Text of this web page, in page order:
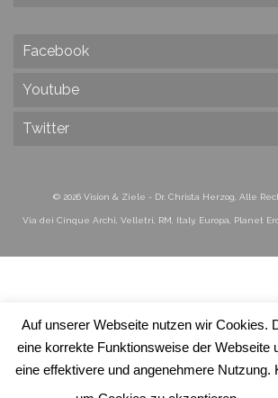
Facebook
Youtube
Twitter
© 2026 Vision & Ziele - Dr. Christa Herzog, Alle
Via dei Cinque Archi, Velletri, RM, Italy, Europa, Planet
Auf unserer Webseite nutzen wir Cookies.
eine korrekte Funktionsweise der Webseite
eine effektivere und angenehmere Nutzung.